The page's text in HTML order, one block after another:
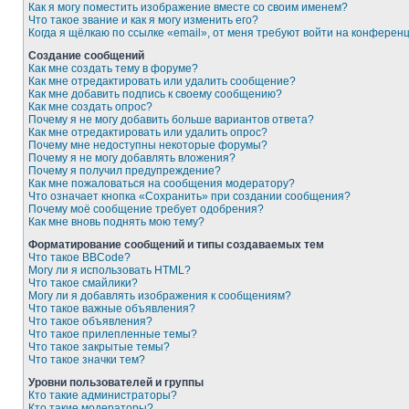
Как я могу поместить изображение вместе со своим именем?
Что такое звание и как я могу изменить его?
Когда я щёлкаю по ссылке «email», от меня требуют войти на
Создание сообщений
Как мне создать тему в форуме?
Как мне отредактировать или удалить сообщение?
Как мне добавить подпись к своему сообщению?
Как мне создать опрос?
Почему я не могу добавить больше вариантов ответа?
Как мне отредактировать или удалить опрос?
Почему мне недоступны некоторые форумы?
Почему я не могу добавлять вложения?
Почему я получил предупреждение?
Как мне пожаловаться на сообщения модератору?
Что означает кнопка «Сохранить» при создании сообщения?
Почему моё сообщение требует одобрения?
Как мне вновь поднять мою тему?
Форматирование сообщений и типы создаваемых тем
Что такое BBCode?
Могу ли я использовать HTML?
Что такое смайлики?
Могу ли я добавлять изображения к сообщениям?
Что такое важные объявления?
Что такое объявления?
Что такое прилепленные темы?
Что такое закрытые темы?
Что такое значки тем?
Уровни пользователей и группы
Кто такие администраторы?